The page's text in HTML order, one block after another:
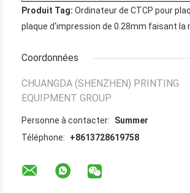
Produit Tag: Ordinateur de CTCP pour
plaque d'impression de 0.28mm faisant la
Coordonnées
CHUANGDA (SHENZHEN) PRINTING
EQUIPMENT GROUP
Personne à contacter:
Summer
Téléphone:
+8613728619758